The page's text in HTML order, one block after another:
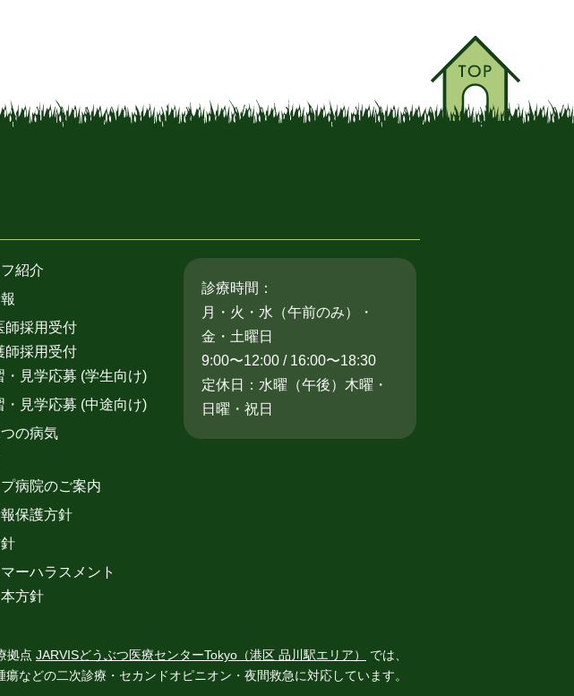
紹介
師採用受付
師採用受付
・見学応募 (学生向け)
・見学応募 (中途向け)
の病気
病院のご案内
保護方針
ーハラスメント
方針
診療時間：
月・火・水（午前のみ）・
金・土曜日
9:00〜12:00 / 16:00〜18:30
定休日：水曜（午後）木曜・
日曜・祝日
拠点 JARVISどうぶつ医療センターTokyo（港区 品川駅エリア）
では、
などの二次診療・セカンドオピニオン・夜間救急に対応しています。